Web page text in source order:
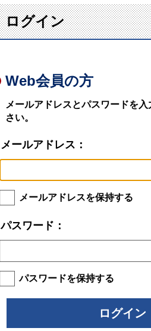
ログイン
Web会員の方
メールアドレスとパスワードを
さい。
メールアドレス：
メールアドレスを保持する
パスワード：
パスワードを保持する